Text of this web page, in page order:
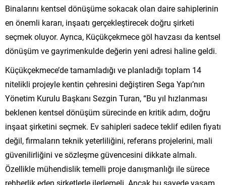
Binalarını kentsel dönüşüme sokacak olan daire sahiplerinin
en önemli kararı, inşaatı gerçekleştirecek doğru şirketi
seçmek oluyor. Ayrıca, Küçükçekmece göl havzası da kentsel
dönüşüm ve gayrimenkulde değerin yeni adresi haline geldi.
Küçükçekmece’de tamamladığı ve planladığı toplam 14
nitelikli projeyle kentin çehresini değiştiren Sega Yapı’nın
Yönetim Kurulu Başkanı Sezgin Turan, “Bu yıl hızlanması
beklenen kentsel dönüşüm sürecinde en kritik adım, doğru
inşaat şirketini seçmek. Ev sahipleri sadece teklif edilen fiyatı
değil, firmaların teknik yeterliliğini, referans projelerini, mali
güvenilirliğini ve sözleşme güvencesini dikkate almalı.
Özellikle mühendislik temelli proje danışmanlığı ile sürece
rehberlik eden şirketlerle ilerlemeli. Ancak bu sayede yaşam